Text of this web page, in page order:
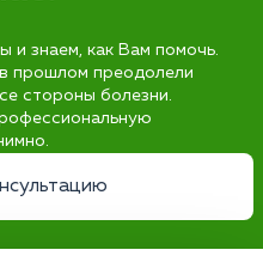
и знаем, как Вам помочь.
прошлом преодолели
стороны болезни.